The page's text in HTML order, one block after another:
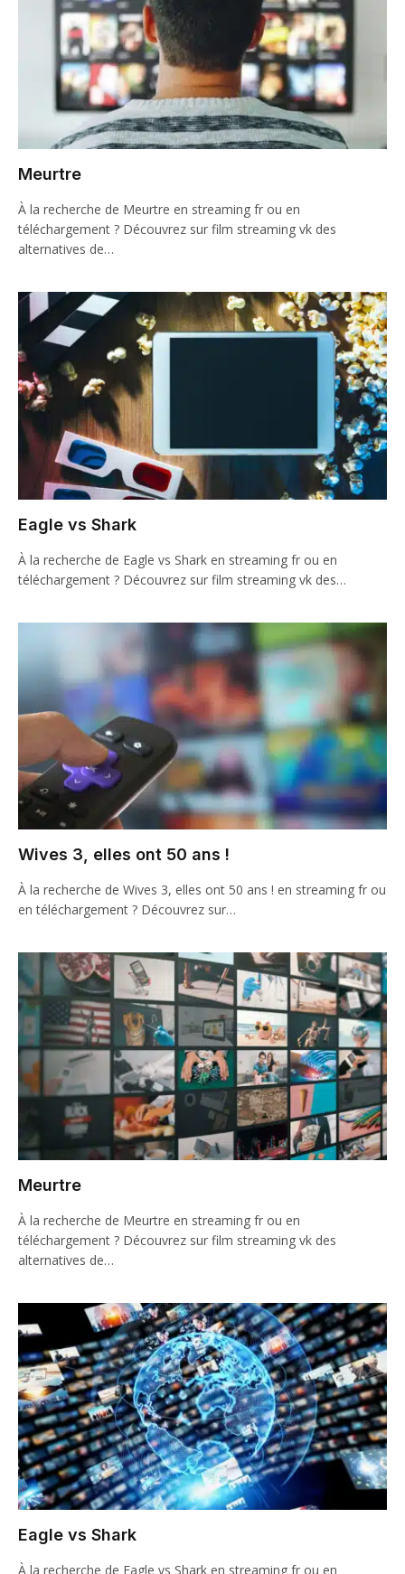
Meurtre
À la recherche de Meurtre en streaming fr ou en
téléchargement ? Découvrez sur film streaming vk des
alternatives de…
Eagle vs Shark
À la recherche de Eagle vs Shark en streaming fr ou en
téléchargement ? Découvrez sur film streaming vk des…
Wives 3, elles ont 50 ans !
À la recherche de Wives 3, elles ont 50 ans ! en streaming fr ou
en téléchargement ? Découvrez sur…
Meurtre
À la recherche de Meurtre en streaming fr ou en
téléchargement ? Découvrez sur film streaming vk des
alternatives de…
Eagle vs Shark
À la recherche de Eagle vs Shark en streaming fr ou en